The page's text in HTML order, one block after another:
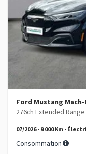
Ford Mustang Mach-
07/2026 - 9 000 Km -
Consommation